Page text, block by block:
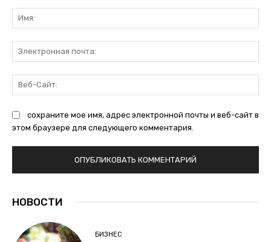
сохраните мое имя, адрес электронной почты и веб-сайт в
этом браузере для следующего комментария.
НОВОСТИ
БИЗНЕС